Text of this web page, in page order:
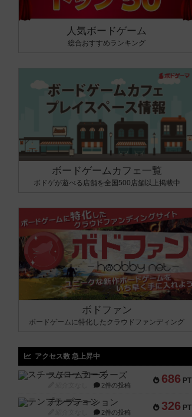
人気ボードゲーム
総合おすすめランキング
ボードゲームカフェ一覧
ボドゲが遊べる店舗を全国500店舗以上掲載中
ボドファン
ボードゲームに特化したクラウドファンディング
アクセス数 急上昇中
686 PT
スチームローラーズ
2件の投稿
326 PT
テンプテーション
2件の投稿